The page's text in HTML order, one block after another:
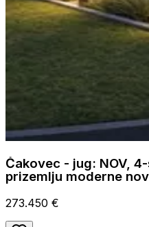
Čakovec - jug: NOV,
prizemlju moderne
273.450 €